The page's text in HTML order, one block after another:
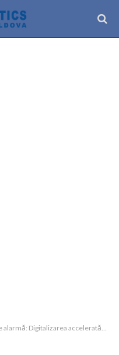
riscă să discrimineze grupurile vulnerabile